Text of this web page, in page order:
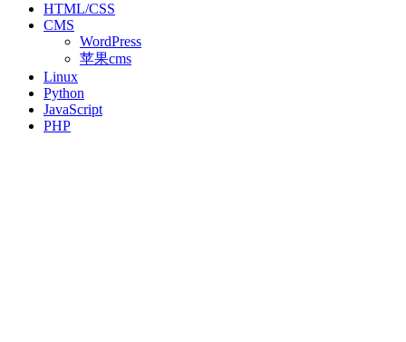
HTML/CSS
CMS
WordPress
苹果cms
Linux
Python
JavaScript
PHP